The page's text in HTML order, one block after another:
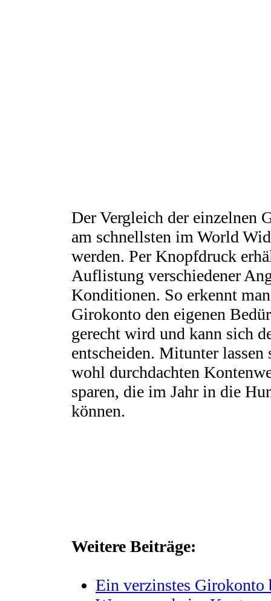
Der Vergleich der einzelnen
am schnellsten im World
werden. Per Knopfdruck
Auflistung verschiedener
Konditionen. So erkennt
Girokonto den eigenen
gerecht wird und kann sich
entscheiden. Mitunter
wohl durchdachten
sparen, die im Jahr in die
können.
Weitere Beiträge:
Ein verzinstes Girokonto